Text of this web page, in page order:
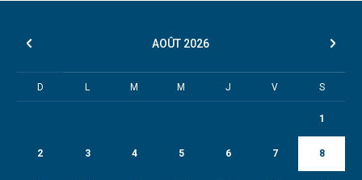
AOÛT 2026
D L M M J V S
1
2 3 4 5 6 7 8